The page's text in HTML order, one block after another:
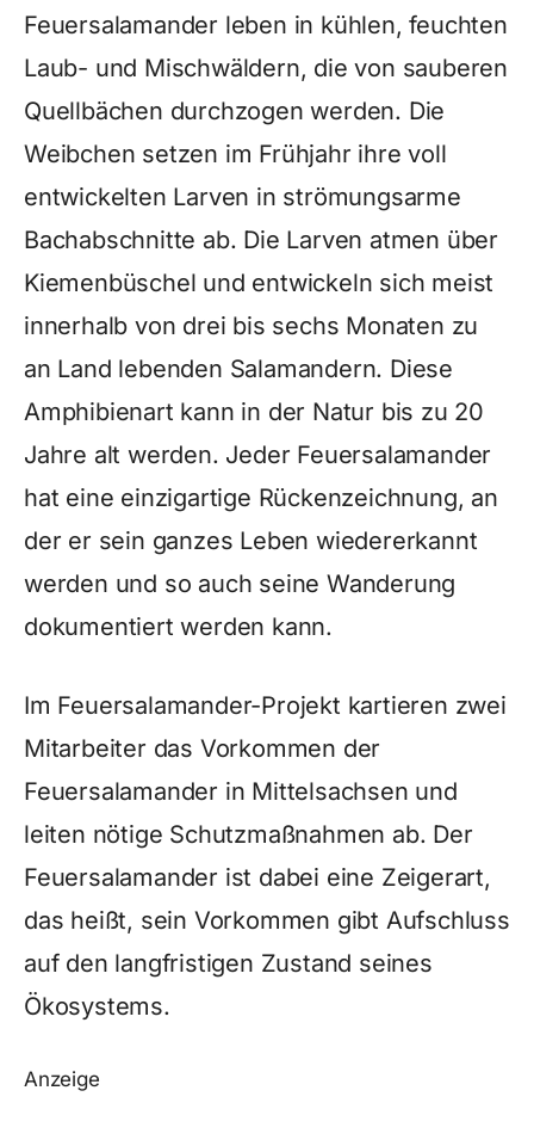
Feuersalamander leben in kühlen, feuchten
Laub- und Mischwäldern, die von sauberen
Quellbächen durchzogen werden. Die
Weibchen setzen im Frühjahr ihre voll
entwickelten Larven in strömungsarme
Bachabschnitte ab. Die Larven atmen über
Kiemenbüschel und entwickeln sich meist
innerhalb von drei bis sechs Monaten zu
an Land lebenden Salamandern. Diese
Amphibienart kann in der Natur bis zu 20
Jahre alt werden. Jeder Feuersalamander
hat eine einzigartige Rückenzeichnung, an
der er sein ganzes Leben wiedererkannt
werden und so auch seine Wanderung
dokumentiert werden kann.
Im Feuersalamander-Projekt kartieren zwei
Mitarbeiter das Vorkommen der
Feuersalamander in Mittelsachsen und
leiten nötige Schutzmaßnahmen ab. Der
Feuersalamander ist dabei eine Zeigerart,
das heißt, sein Vorkommen gibt Aufschluss
auf den langfristigen Zustand seines
Ökosystems.
Anzeige